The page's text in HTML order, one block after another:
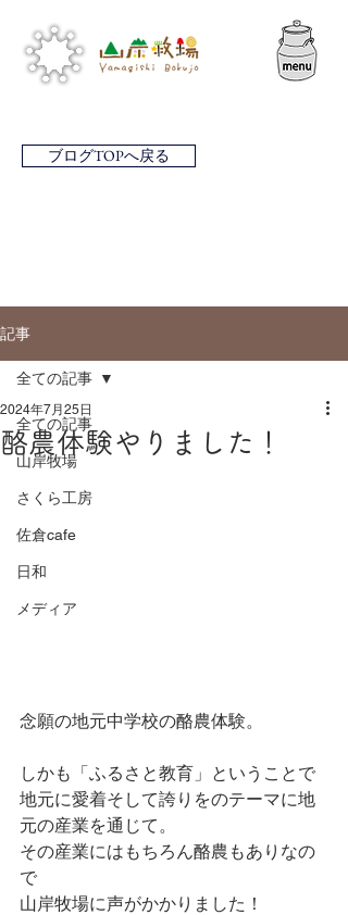
ブログTOPへ戻る
記事
全ての記事
山岸牧場
さくら工房
佐倉cafe
日和
メディア
全ての記事
酪農体験やりました！
2024年7月25日
念願の地元中学校の酪農体験。
しかも「ふるさと教育」ということで
地元に愛着そして誇りをのテーマに地
元の産業を通じて。
その産業にはもちろん酪農もありなの
で
山岸牧場に声がかかりました！